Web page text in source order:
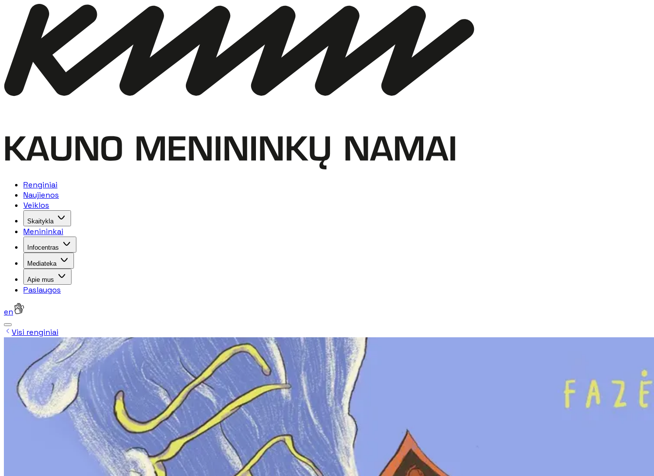
Renginiai
Naujienos
Veiklos
Skaitykla
Menininkai
Infocentras
Mediateka
Apie mus
Paslaugos
en
Visi renginiai